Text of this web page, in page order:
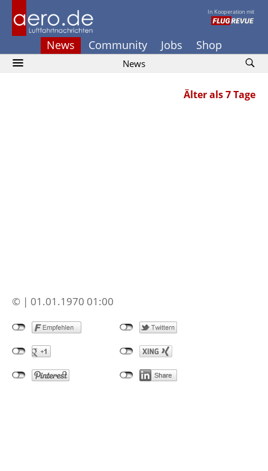
In Kooperation mit
News Community Jobs Shop
News
Älter als 7 Tage
© | 01.01.1970 01:00